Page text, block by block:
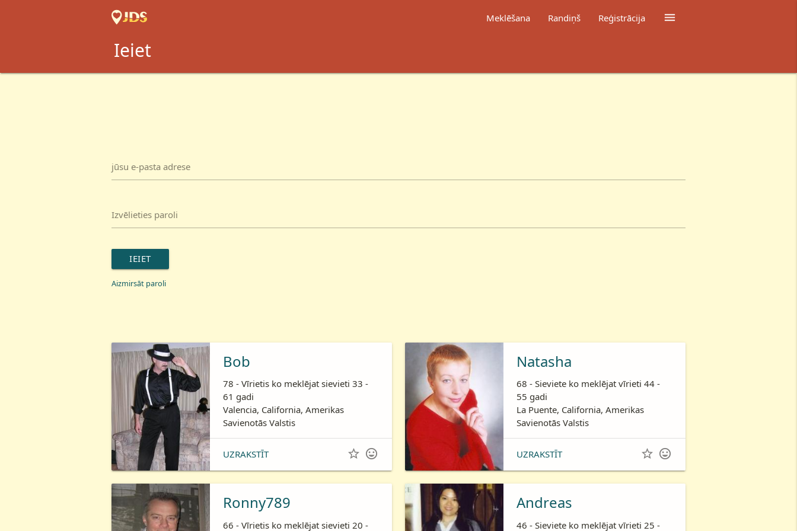

Meklēšana Randiņš Reģistrācija
Ieiet
jūsu e-pasta adrese
Izvēlieties paroli
IEIET
Aizmirsāt paroli
Bob
78 - Vīrietis ko meklējat sievieti 33 -
61 gadi
Valencia, California, Amerikas
Savienotās Valstis
UZRAKSTĪT  
Natasha
68 - Sieviete ko meklējat vīrieti 44 -
55 gadi
La Puente, California, Amerikas
Savienotās Valstis
UZRAKSTĪT  
Ronny789
66 - Vīrietis ko meklējat sievieti 20 -
Andreas
46 - Sieviete ko meklējat vīrieti 25 -